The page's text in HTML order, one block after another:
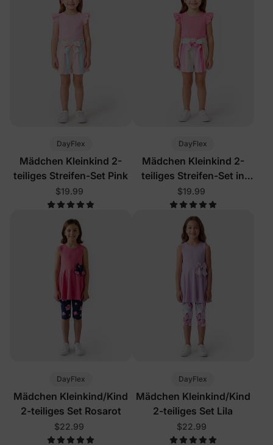
DayFlex
Mädchen Kleinkind 2-
teiliges Streifen-Set Pink
$19.99
DayFlex
Mädchen Kleinkind 2-
teiliges Streifen-Set in
Knallpink
$19.99
DayFlex
Mädchen Kleinkind/Kind
2-teiliges Set Rosarot
$22.99
DayFlex
Mädchen Kleinkind/Kind
2-teiliges Set Lila
$22.99